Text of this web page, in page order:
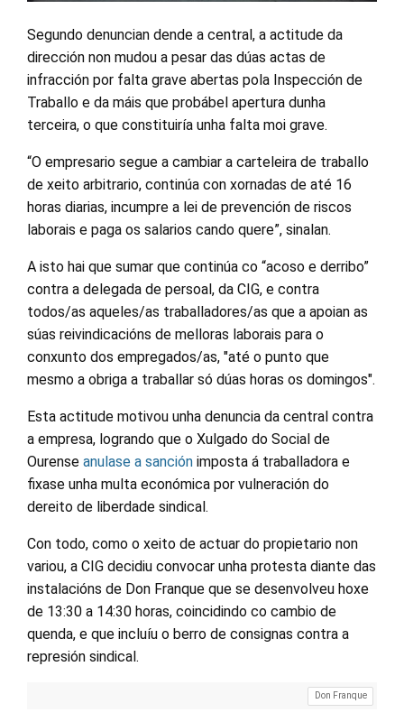
Segundo denuncian dende a central, a actitude da
dirección non mudou a pesar das dúas actas de
infracción por falta grave abertas pola Inspección de
Traballo e da máis que probábel apertura dunha
terceira, o que constituiría unha falta moi grave.
“O empresario segue a cambiar a carteleira de traballo
de xeito arbitrario, continúa con xornadas de até 16
horas diarias, incumpre a lei de prevención de riscos
laborais e paga os salarios cando quere”, sinalan.
A isto hai que sumar que continúa co “acoso e derribo”
contra a delegada de persoal, da CIG, e contra
todos/as aqueles/as traballadores/as que a apoian as
súas reivindicacións de melloras laborais para o
conxunto dos empregados/as, "até o punto que
mesmo a obriga a traballar só dúas horas os domingos".
Esta actitude motivou unha denuncia da central contra
a empresa, logrando que o Xulgado do Social de
Ourense anulase a sanción imposta á traballadora e
fixase unha multa económica por vulneración do
dereito de liberdade sindical.
Con todo, como o xeito de actuar do propietario non
variou, a CIG decidiu convocar unha protesta diante das
instalacións de Don Franque que se desenvolveu hoxe
de 13:30 a 14:30 horas, coincidindo co cambio de
quenda, e que incluíu o berro de consignas contra a
represión sindical.
Don Franque